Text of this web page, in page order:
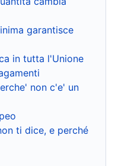
garantisce
in tutta l'Unione
non c'e' un
ti dice, e perché